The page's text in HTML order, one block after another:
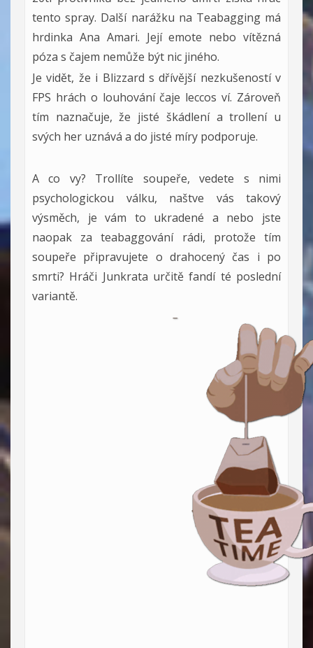
tento spray. Další narážku na Teabagging má
hrdinka Ana Amari. Její emote nebo vítězná
póza s čajem nemůže být nic jiného.
Je vidět, že i Blizzard s dřívější nezkušeností v
FPS hrách o louhování čaje leccos ví. Zároveň
tím naznačuje, že jisté škádlení a trollení u
svých her uznává a do jisté míry podporuje.
A co vy? Trollíte soupeře, vedete s nimi
psychologickou válku, naštve vás takový
výsměch, je vám to ukradené a nebo jste
naopak za teabaggování rádi, protože tím
soupeře připravujete o drahocený čas i po
smrti? Hráči Junkrata určitě fandí té poslední
variantě.